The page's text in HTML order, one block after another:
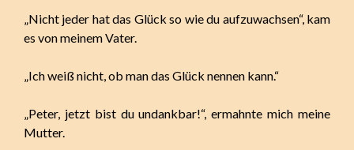
„Nicht jeder hat das Glück so wie du aufzuwachsen“, kam
es von meinem Vater.
„Ich weiß nicht, ob man das Glück nennen kann.“
„Peter, jetzt bist du undankbar!“, ermahnte mich meine
Mutter.